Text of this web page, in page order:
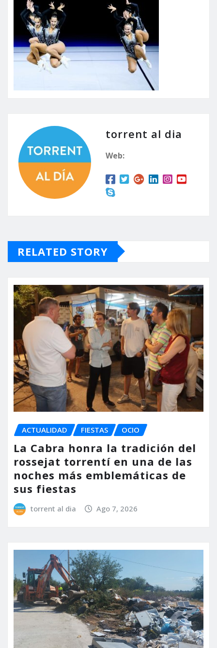
torrent al dia
Web:
RELATED STORY
ACTUALIDAD FIESTAS OCIO
La Cabra honra la tradición del
rossejat torrentí en una de las
noches más emblemáticas de
sus fiestas
torrent al dia Ago 7, 2026